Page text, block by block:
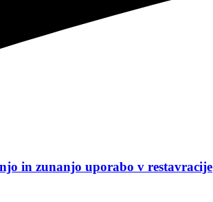
in zunanjo uporabo v restavracije